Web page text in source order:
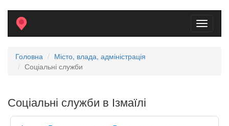
Toggle
Головна
Місто, влада, адміністрація
Соціальні служби
Соціальні служби в Ізмаїлі